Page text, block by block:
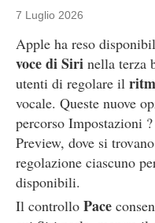
7 Luglio 2026
Apple ha reso
voce di Siri nella terza
utenti di regolare il
vocale. Queste nuove
percorso Impostazioni
Preview, dove si
regolazione ciascuno
disponibili.
Il controllo Pace